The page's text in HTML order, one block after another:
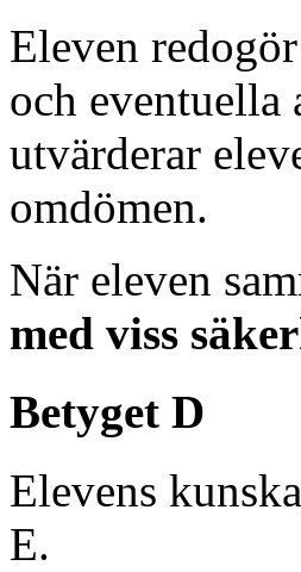
Eleven redogör
och eventuella
utvärderar
omdömen.
När eleven
med viss
Betyget D
Elevens
E.